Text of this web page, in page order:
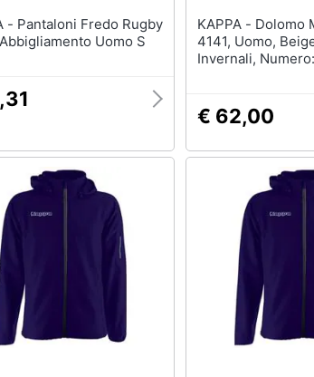
Uomo S
KAPPA - Dolomo Mid 242752-
4141, Uomo,
Invernali,
€ 62,00